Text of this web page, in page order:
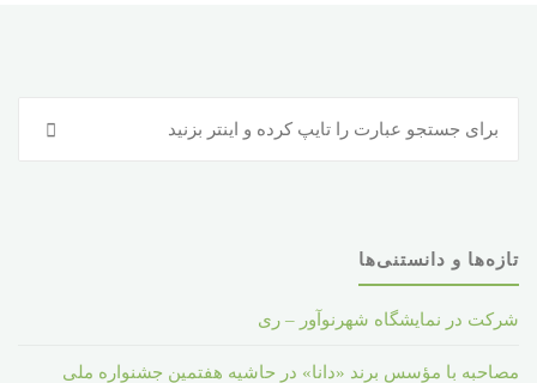
جستجو
تازه‌ها و دانستنی‌ها
شرکت در نمایشگاه شهرنوآور – ری
مصاحبه با مؤسس برند «دانا» در حاشیه هفتمین جشنواره ملی